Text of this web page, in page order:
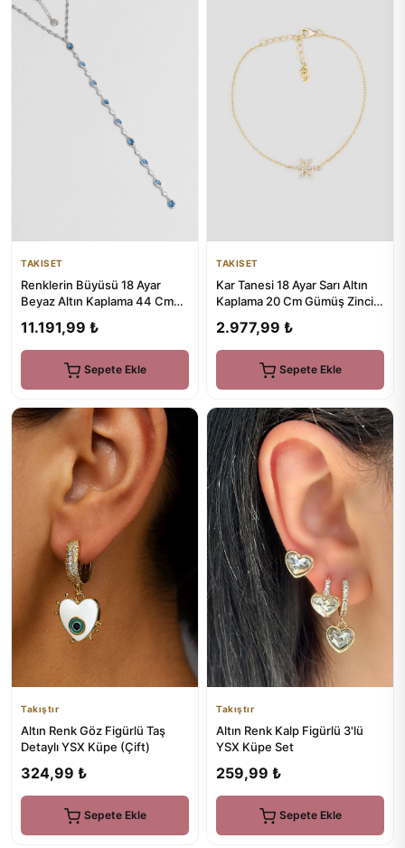
TAKISET
Renklerin Büyüsü 18 Ayar
Beyaz Altın Kaplama 44 Cm
11.191,99 ₺
Sepete Ekle
TAKISET
Kar Tanesi 18 Ayar Sarı Altın
Kaplama 20 Cm Gümüş Zincir
2.977,99 ₺
Sepete Ekle
Takıştır
Altın Renk Göz Figürlü Taş
Detaylı YSX Küpe (Çift)
324,99 ₺
Sepete Ekle
Takıştır
Altın Renk Kalp Figürlü 3'lü
YSX Küpe Set
259,99 ₺
Sepete Ekle